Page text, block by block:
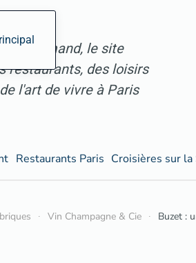
le site
restaurants, des loisirs
l'art de vivre à Paris
Restaurants Paris Croisières sur la
Vin Champagne & Cie Buzet :